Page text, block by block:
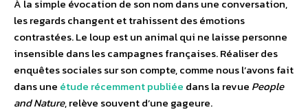
À la simple évocation de son nom dans une conversation,
les regards changent et trahissent des émotions
contrastées. Le loup est un animal qui ne laisse personne
insensible dans les campagnes françaises. Réaliser des
enquêtes sociales sur son compte, comme nous l’avons fait
dans une étude récemment publiée dans la revue People
and Nature, relève souvent d’une gageure.